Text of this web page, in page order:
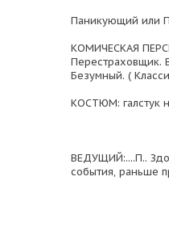
Паникующий или
КОМИЧЕСКАЯ
Перестраховщик.
Безумный. (
КОСТЮМ: галстук
ВЕДУЩИЙ:....П..
события, раньше